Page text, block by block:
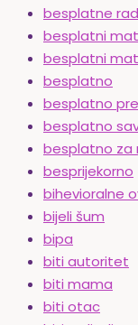
besplatne
besplatni
besplatni
besplatno
besplatno
besplatno
besplatno za
besprijekorno
bihevioralne
bijeli šum
bipa
biti autoritet
biti mama
biti otac